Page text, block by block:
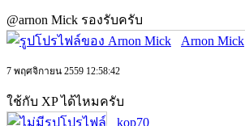
@arnon Mick รองรับครับ
Arnon Mick
7 พฤศจิกายน 2559 12:58:42
ใช้กับ XP ได้ไหมครับ
kop70